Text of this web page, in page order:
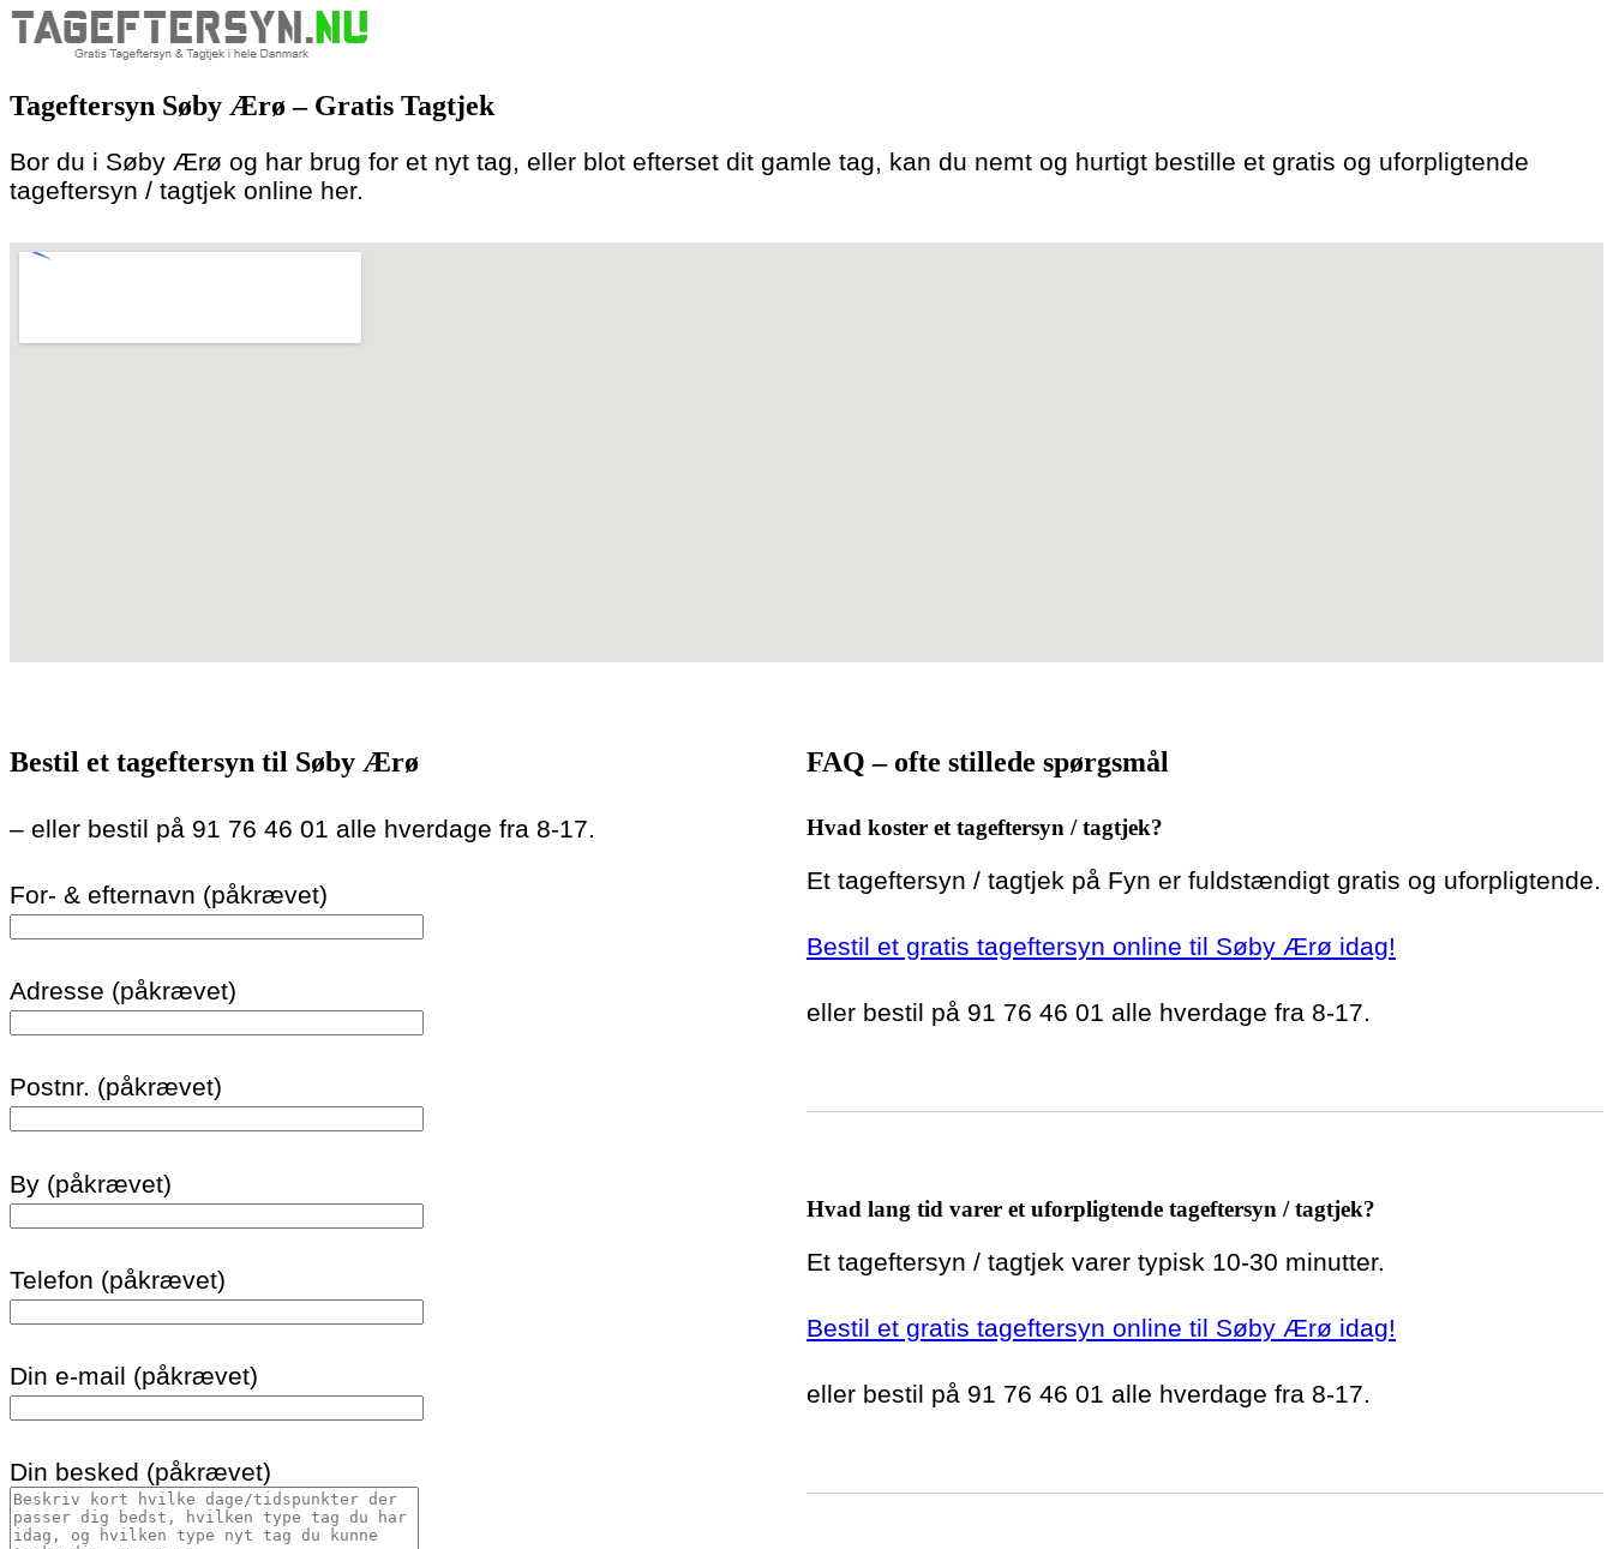
to
content
Tageftersyn Søby Ærø – Gratis Tagtjek
Bor du i Søby Ærø og har brug for et nyt tag, eller blot efterset dit gamle tag, kan du nemt og hurtigt bestille et gratis og uforpligtende
tageftersyn / tagtjek online her.
Bestil et tageftersyn til Søby Ærø
– eller bestil på 91 76 46 01 alle hverdage fra 8-17.
For- & efternavn (påkrævet)
Adresse (påkrævet)
Postnr. (påkrævet)
By (påkrævet)
Telefon (påkrævet)
Din e-mail (påkrævet)
Din besked (påkrævet)
FAQ – ofte stillede spørgsmål
Hvad koster et tageftersyn / tagtjek?
Et tageftersyn / tagtjek på Fyn er fuldstændigt gratis og uforpligtende.
Bestil et gratis tageftersyn online til Søby Ærø idag!
eller bestil på 91 76 46 01 alle hverdage fra 8-17.
Hvad lang tid varer et uforpligtende tageftersyn / tagtjek?
Et tageftersyn / tagtjek varer typisk 10-30 minutter.
Bestil et gratis tageftersyn online til Søby Ærø idag!
eller bestil på 91 76 46 01 alle hverdage fra 8-17.